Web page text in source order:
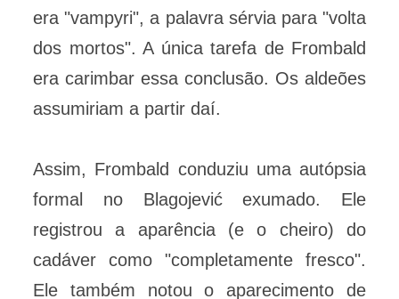
era "vampyri", a palavra sérvia para "volta
dos mortos". A única tarefa de Frombald
era carimbar essa conclusão. Os aldeões
assumiriam a partir daí.
Assim, Frombald conduziu uma autópsia
formal no Blagojević exumado. Ele
registrou a aparência (e o cheiro) do
cadáver como "completamente fresco".
Ele também notou o aparecimento de